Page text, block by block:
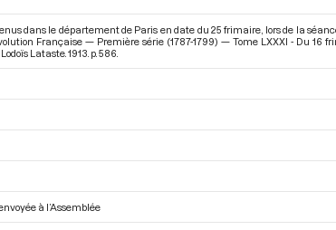
dans le département de Paris en date du 25 frimaire, lors de la
Française — Première série (1787-1799) — Tome LXXXI - Du 16
Lataste. 1913. p. 586.
à l’Assemblée